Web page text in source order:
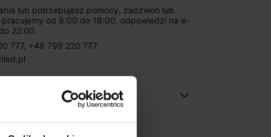
lub potrzebujesz pomocy, zadzwoń lub
pracujemy od 8:00 do 18:00, odpowiedzi na e-
22:00.
777, +48 799 220 777